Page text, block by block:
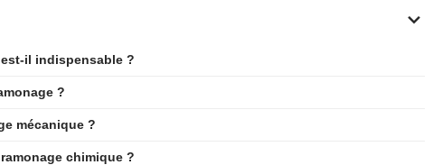
il indispensable ?
?
mécanique ?
chimique ?